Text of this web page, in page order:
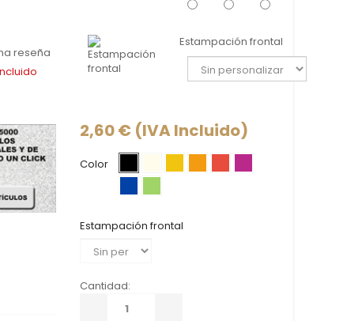
reseña
Estampación frontal
2,60 € (IVA Incluido)
Color
Estampación frontal
Cantidad: